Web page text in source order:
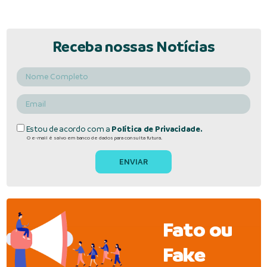
Receba nossas Notícias
Estou de acordo com a Política de Privacidade.
O e-mail é salvo em banco de dados para consulta futura.
Fato ou
Fake